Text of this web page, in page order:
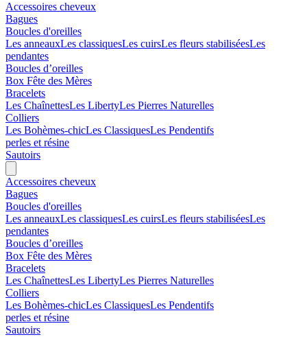
Accessoires cheveux
Bagues
Boucles d'oreilles
Les anneauxLes classiquesLes cuirsLes fleurs stabiliséesLes
pendantes
Boucles d’oreilles
Box Fête des Mères
Bracelets
Les ChaînettesLes LibertyLes Pierres Naturelles
Colliers
Les Bohèmes-chicLes ClassiquesLes Pendentifs
perles et résine
Sautoirs
Accessoires cheveux
Bagues
Boucles d'oreilles
Les anneauxLes classiquesLes cuirsLes fleurs stabiliséesLes
pendantes
Boucles d’oreilles
Box Fête des Mères
Bracelets
Les ChaînettesLes LibertyLes Pierres Naturelles
Colliers
Les Bohèmes-chicLes ClassiquesLes Pendentifs
perles et résine
Sautoirs